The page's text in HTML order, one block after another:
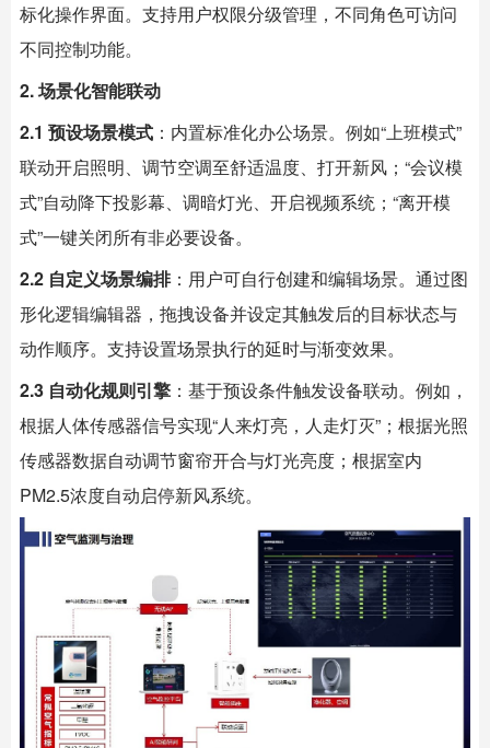
标化操作界面。支持用户权限分级管理，不同角色可访问
不同控制功能。
2. 场景化智能联动
2.1 预设场景模式 ：内置标准化办公场景。例如“上班模式”
联动开启照明、调节空调至舒适温度、打开新风；“会议模
式”自动降下投影幕、调暗灯光、开启视频系统；“离开模
式”一键关闭所有非必要设备。
2.2 自定义场景编排：用户可自行创建和编辑场景。通过图
形化逻辑编辑器，拖拽设备并设定其触发后的目标状态与
动作顺序。支持设置场景执行的延时与渐变效果。
2.3 自动化规则引擎 ：基于预设条件触发设备联动。例如，
根据人体传感器信号实现“人来灯亮，人走灯灭”；根据光照
传感器数据自动调节窗帘开合与灯光亮度；根据室内
PM2.5浓度自动启停新风系统。